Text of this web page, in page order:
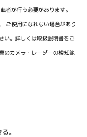
者が行う必要があります。
ご使用になれない場合があり
。詳しくは取扱説明書をご
カメラ・レーダーの検知範
。